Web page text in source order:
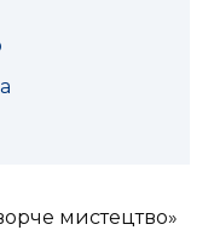
мистецтво»